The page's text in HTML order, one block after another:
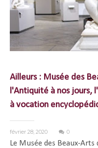
Ailleurs : Musée des
l'Antiquité à nos jours,
à vocation
février 28, 2020 0
Le Musée des Beaux-